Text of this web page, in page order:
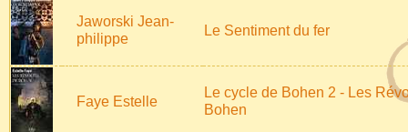
Jaworski Jean-
philippe
Le Sentiment du fer
Faye Estelle
Le cycle de Bohen 2 - Les
Bohen